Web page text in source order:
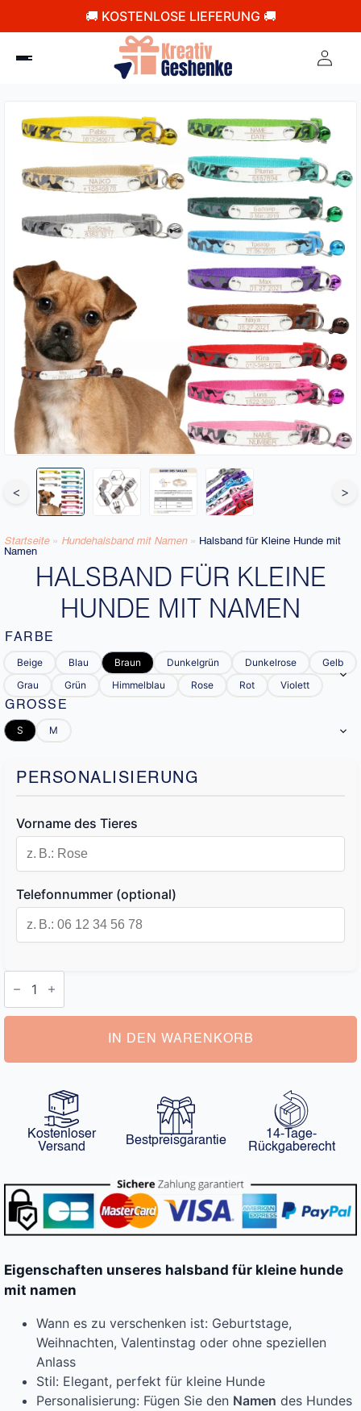
🚚 KOSTENLOSE LIEFERUNG 🚚
< >
Startseite » Hundehalsband mit Namen​ » Halsband für Kleine Hunde mit
Namen
HALSBAND FÜR KLEINE
HUNDE MIT NAMEN
FARBE
Beige Blau Braun Dunkelgrün Dunkelrose
Gelb
Grau
Grün Himmelblau Rose Rot Violett
GRÖSSE
S M
PERSONALISIERUNG
Vorname des Tieres
Telefonnummer (optional)
Halsband
für
Hunde
IN DEN WARENKORB
Kostenloser
Versand
Bestpreisgarantie
14-Tage-
Rückgaberecht
Eigenschaften unseres halsband für kleine hunde
mit namen
Wann es zu verschenken ist: Geburtstage,
Weihnachten, Valentinstag oder ohne speziellen
Anlass
Stil: Elegant, perfekt für kleine Hunde
Personalisierung: Fügen Sie den Namen des Hundes